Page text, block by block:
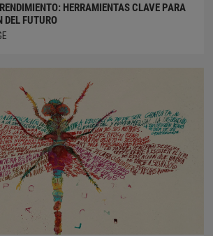
HERRAMIENTAS CLAVE PARA
DEL FUTURO